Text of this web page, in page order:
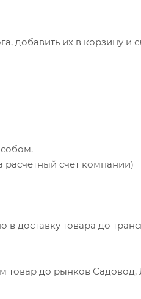
добавить их в корзину и
расчетный счет компании)
в доставку товара до
товар до рынков